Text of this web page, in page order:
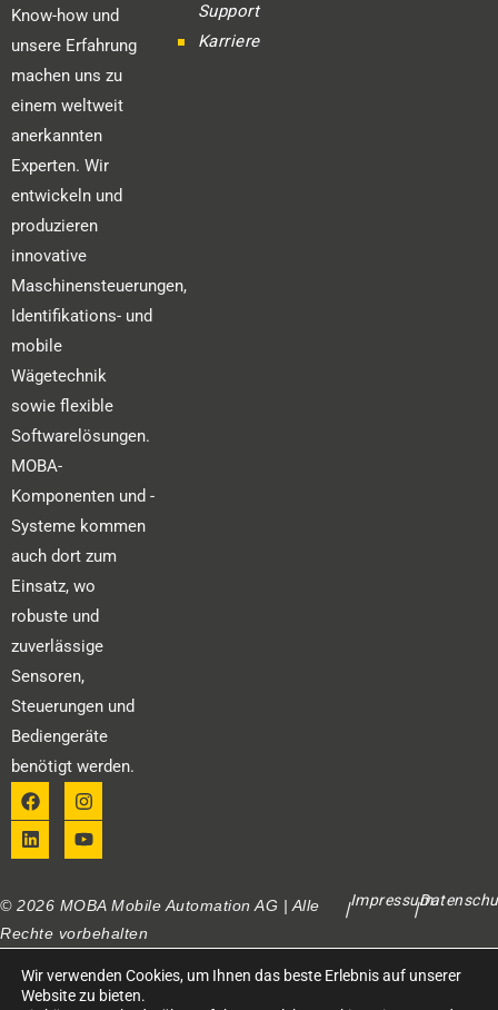
Know-how und
unsere Erfahrung
machen uns zu
einem weltweit
anerkannten
Experten. Wir
entwickeln und
produzieren
innovative
Maschinensteuerungen,
Identifikations- und
mobile
Wägetechnik
sowie flexible
Softwarelösungen.
MOBA-
Komponenten und -
Systeme kommen
auch dort zum
Einsatz, wo
robuste und
zuverlässige
Sensoren,
Steuerungen und
Bediengeräte
benötigt werden.
Support
Karriere
© 2026 MOBA Mobile Automation AG | Alle
Rechte vorbehalten
|Impressum
|
Wir verwenden Cookies, um Ihnen das beste Erlebnis auf unserer
Website zu bieten.